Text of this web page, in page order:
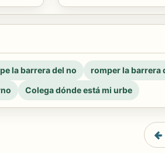
la barrera del no
romper la barrera
Colega dónde está mi urbe